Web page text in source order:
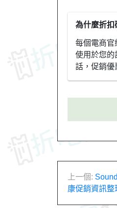
為什麼折扣
每個電商官
使用於您的
話，促銷優
文
上一個:
康促銷資訊整